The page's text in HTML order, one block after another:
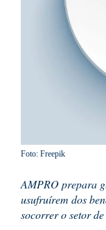
Foto: Freepik
AMPRO prepara
usufruírem dos
socorrer o setor